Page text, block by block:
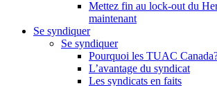
Mettez fin au lock-out du
maintenant
Se syndiquer
Se syndiquer
Pourquoi les TUAC
L’avantage du syndicat
Les syndicats en faits